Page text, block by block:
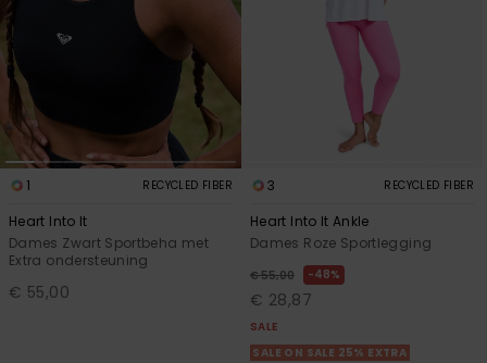
1 RECYCLED FIBER
Heart Into It
Dames Zwart Sportbeha met
Extra ondersteuning
€ 55,00
3 RECYCLED FIBER
Heart Into It Ankle
Dames Roze Sportlegging
€ 55,00 48%
€ 28,87
SALE
SALE ON SALE 25% EXTRA